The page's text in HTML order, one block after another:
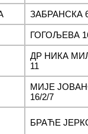
ЗАБРАНСКА
ГОГОЉЕВА
ДР НИКА
11
МИЈЕ
16/2/7
БРАЋЕ